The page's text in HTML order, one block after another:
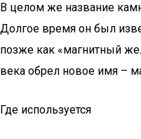
В целом же название
Долгое время он был
позже как «магнитный
века обрел новое имя –
Где используется